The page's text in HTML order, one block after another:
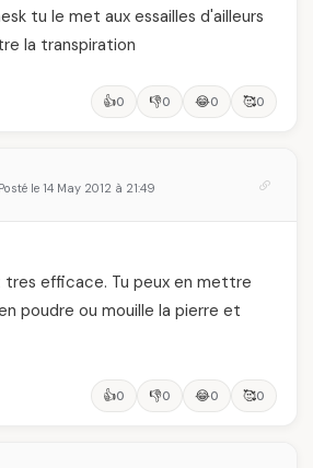
tu le met aux essailles d'ailleurs
la transpiration
👍0 👎0 😂0 🥰0
Posté le 14 May 2012 à 21:49
tres efficace. Tu peux en mettre
poudre ou mouille la pierre et
👍0 👎0 😂0 🥰0